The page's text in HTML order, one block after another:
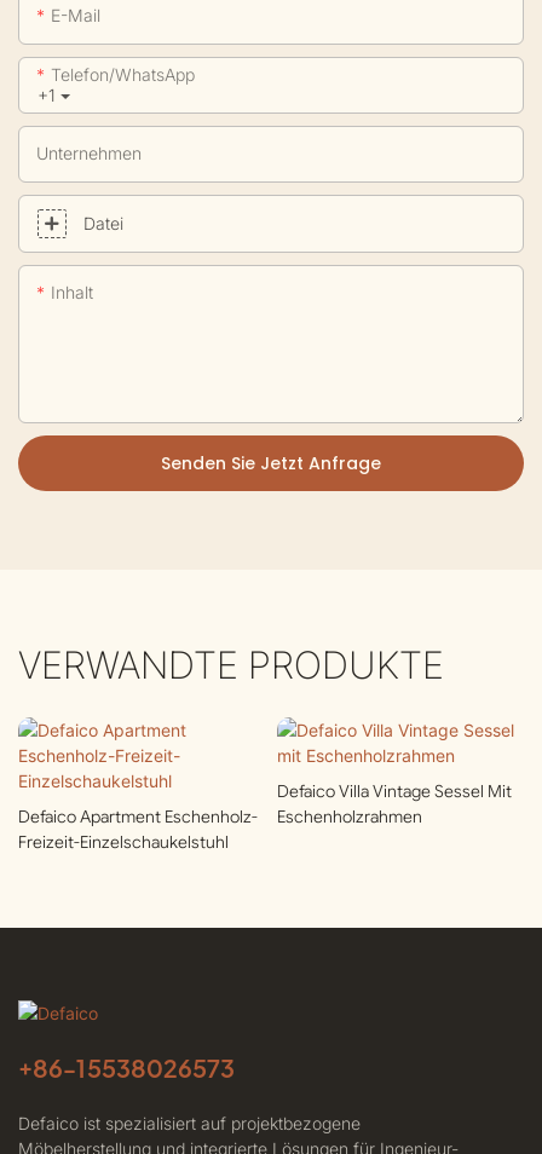
E-Mail
+1
Telefon/WhatsApp
Unternehmen
Datei
Inhalt
Senden Sie Jetzt Anfrage
VERWANDTE PRODUKTE
Defaico Apartment Eschenholz-
Freizeit-Einzelschaukelstuhl
Defaico Villa Vintage Sessel Mit
Eschenholzrahmen
+86-15538026573
Defaico ist spezialisiert auf projektbezogene
Möbelherstellung und integrierte Lösungen für Ingenieur-